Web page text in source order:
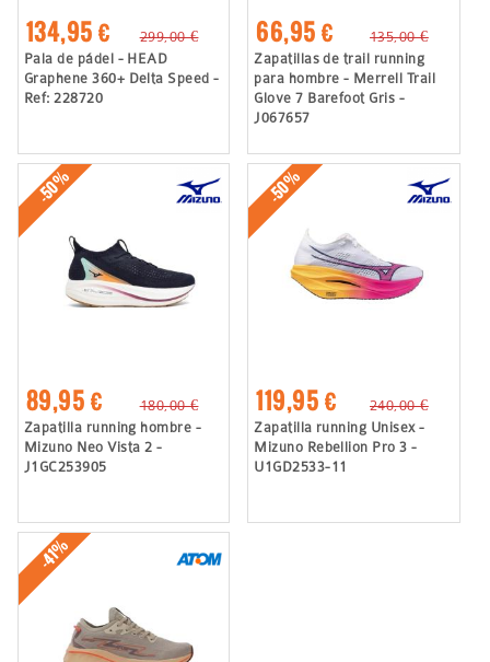
134,95 €
299,00 €
Pala de pádel - HEAD
Graphene 360+ Delta Speed -
Ref: 228720
66,95 €
135,00 €
Zapatillas de trail running
para hombre - Merrell Trail
Glove 7 Barefoot Gris -
J067657
-50%
89,95 €
180,00 €
Zapatilla running hombre -
Mizuno Neo Vista 2 -
J1GC253905
-50%
119,95 €
240,00 €
Zapatilla running Unisex -
Mizuno Rebellion Pro 3 -
U1GD2533-11
-41%